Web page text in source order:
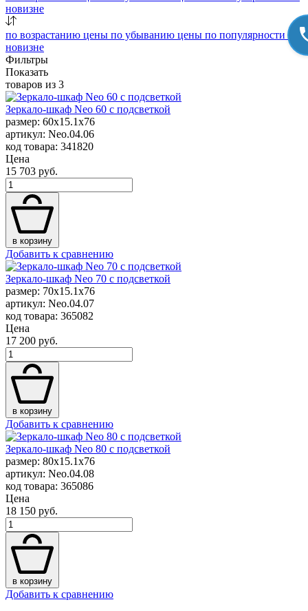
новизне
по возрастанию цены по убыванию цены по популярностипо
новизне
Фильтры
Показать
товаров из 3
Зеркало-шкаф Neo 60 с подсветкой
размер: 60x15.1x76
артикул: Neo.04.06
код товара: 341820
Цена
15 703 руб.
в корзину
Добавить к сравнению
Зеркало-шкаф Neo 70 с подсветкой
размер: 70x15.1x76
артикул: Neo.04.07
код товара: 365082
Цена
17 200 руб.
в корзину
Добавить к сравнению
Зеркало-шкаф Neo 80 с подсветкой
размер: 80x15.1x76
артикул: Neo.04.08
код товара: 365086
Цена
18 150 руб.
в корзину
Добавить к сравнению